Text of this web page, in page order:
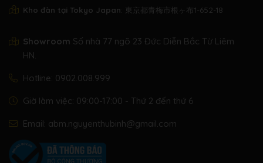
Kho đàn tại Tokyo Japan: 東京都青梅市根ヶ布1-652-18
Showroom Số nhà 77 ngõ 23 Đức Diễn Bắc Từ Liêm
HN.
Hotline: 0902.008.999
Giờ làm việc: 09:00-17:00 - Thứ 2 đến thứ 6
Email: abm.nguyenthubinh@gmail.com